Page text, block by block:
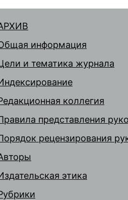
информация
и тематика журнала
коллегия
представления
рецензирования
этика